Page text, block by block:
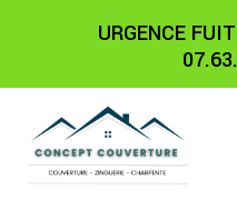
URGENCE